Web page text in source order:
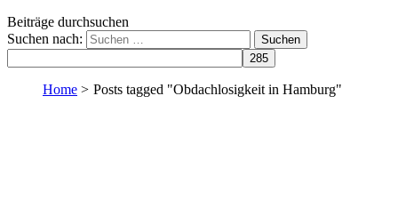
Beiträge durchsuchen
Suchen nach:
Home > Posts tagged "Obdachlosigkeit in Hamburg"